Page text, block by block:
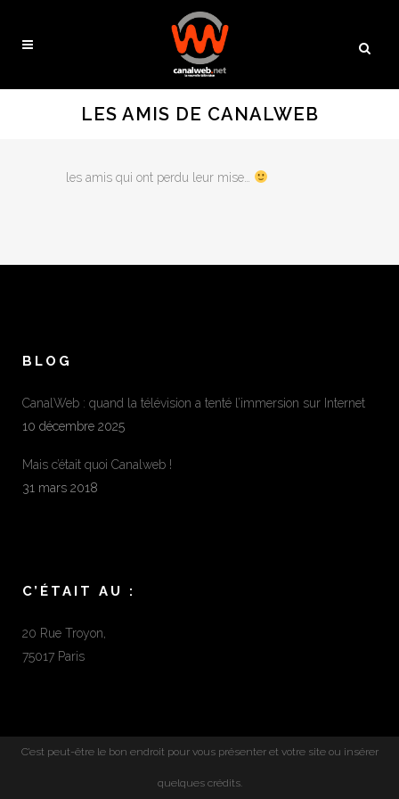
LES AMIS DE CANALWEB
les amis qui ont perdu leur mise…
BLOG
CanalWeb : quand la télévision a tenté l’immersion sur Internet
10 décembre 2025
Mais c’était quoi Canalweb !
31 mars 2018
C’ÉTAIT AU :
20 Rue Troyon,
75017 Paris
C’est peut-être le bon endroit pour vous présenter et votre site ou insérer
quelques crédits.